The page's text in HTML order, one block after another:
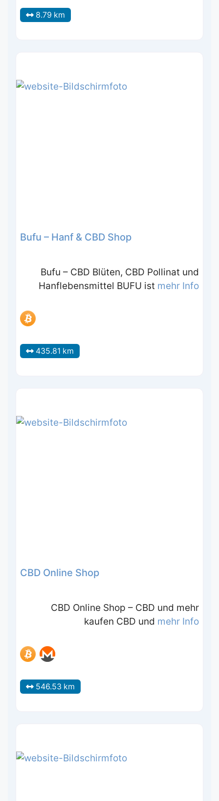
8.79 km
Bufu – Hanf & CBD Shop
Bufu – CBD Blüten, CBD Pollinat und
Hanflebensmittel BUFU ist mehr Info
435.81 km
CBD Online Shop
CBD Online Shop – CBD und mehr
kaufen CBD und mehr Info
546.53 km